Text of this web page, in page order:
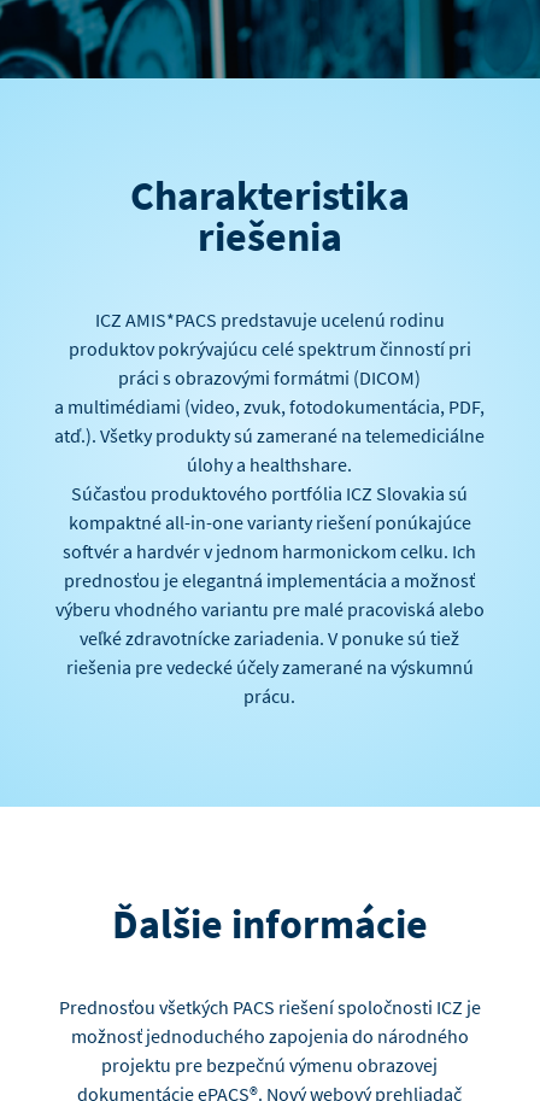
Charakteristika
riešenia
ICZ AMIS*PACS predstavuje ucelenú rodinu
produktov pokrývajúcu celé spektrum činností pri
práci s obrazovými formátmi (DICOM)
a multimédiami (video, zvuk, fotodokumentácia, PDF,
atď.). Všetky produkty sú zamerané na telemediciálne
úlohy a healthshare.
Súčasťou produktového portfólia ICZ Slovakia sú
kompaktné all-in-one varianty riešení ponúkajúce
softvér a hardvér v jednom harmonickom celku. Ich
prednosťou je elegantná implementácia a možnosť
výberu vhodného variantu pre malé pracoviská alebo
veľké zdravotnícke zariadenia. V ponuke sú tiež
riešenia pre vedecké účely zamerané na výskumnú
prácu.
Ďalšie informácie
Prednosťou všetkých PACS riešení spoločnosti ICZ je
možnosť jednoduchého zapojenia do národného
projektu pre bezpečnú výmenu obrazovej
dokumentácie ePACS®. Nový webový prehliadač